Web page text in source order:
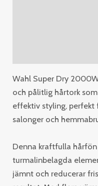
Wahl Super Dry
och pålitlig hårtork
effektiv styling, perfekt
salonger och
Denna kraftfulla
turmalinbelagda
jämnt och reducerar